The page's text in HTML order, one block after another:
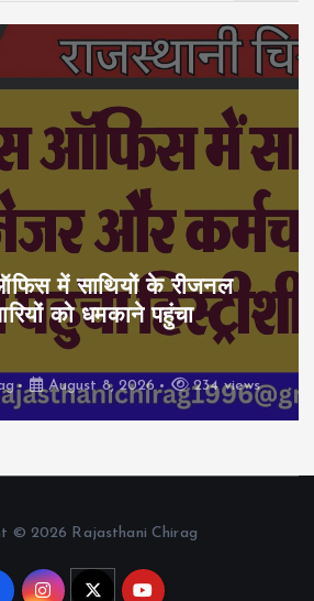
में साथियों के रीजनल
को धमकाने पहुंचा
August 8, 2026 234 views
© 2026 Rajasthani Chirag